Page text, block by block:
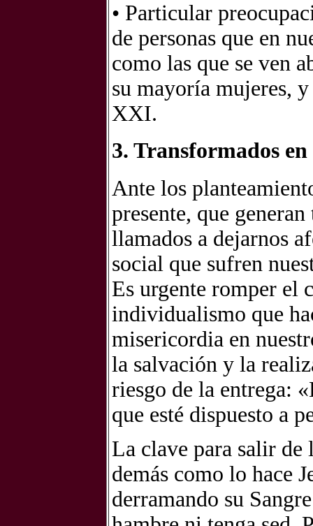
• Particular
de personas que en
como las que se ven
su mayoría mujeres,
XXI.
3. Transformados
Ante los
presente, que
llamados a dejarnos
social que sufren
Es urgente romper el
individualismo que
misericordia en
la salvación y la
riesgo de la entrega:
que esté dispuesto a
La clave para salir de
demás como lo hace
derramando su